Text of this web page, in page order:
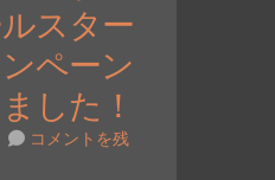
スター
ペーン
した！
コメントを残